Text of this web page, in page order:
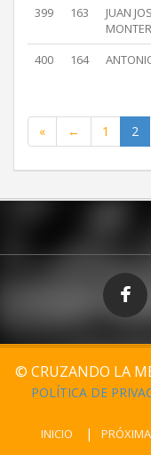
399 163
JUAN
400 164
« ← 1 2
© CRUZANDO LA
POLÍTICA DE
INICIO